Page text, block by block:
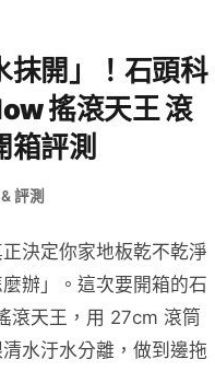
抹開」！石頭科
搖滾天王 滾
箱評測
評測
決定你家地板乾不乾淨
辦」。這次要開箱的石
滾天王，用 27cm 滾筒
水汙水分離，做到邊拖